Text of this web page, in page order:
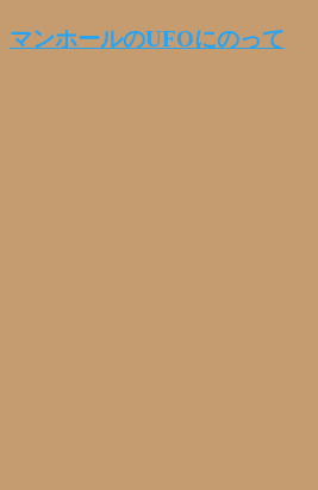
マンホールのUFOにのって